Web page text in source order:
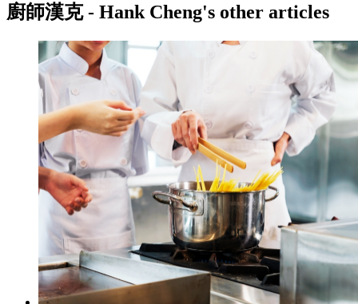
廚師漢克 - Hank Cheng's other articles